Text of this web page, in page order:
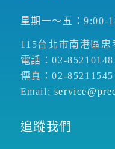
星期一～五：9:00-
115台北市南港區
電話：02-85210148
傳真：02-85211545
Email:
追蹤我們